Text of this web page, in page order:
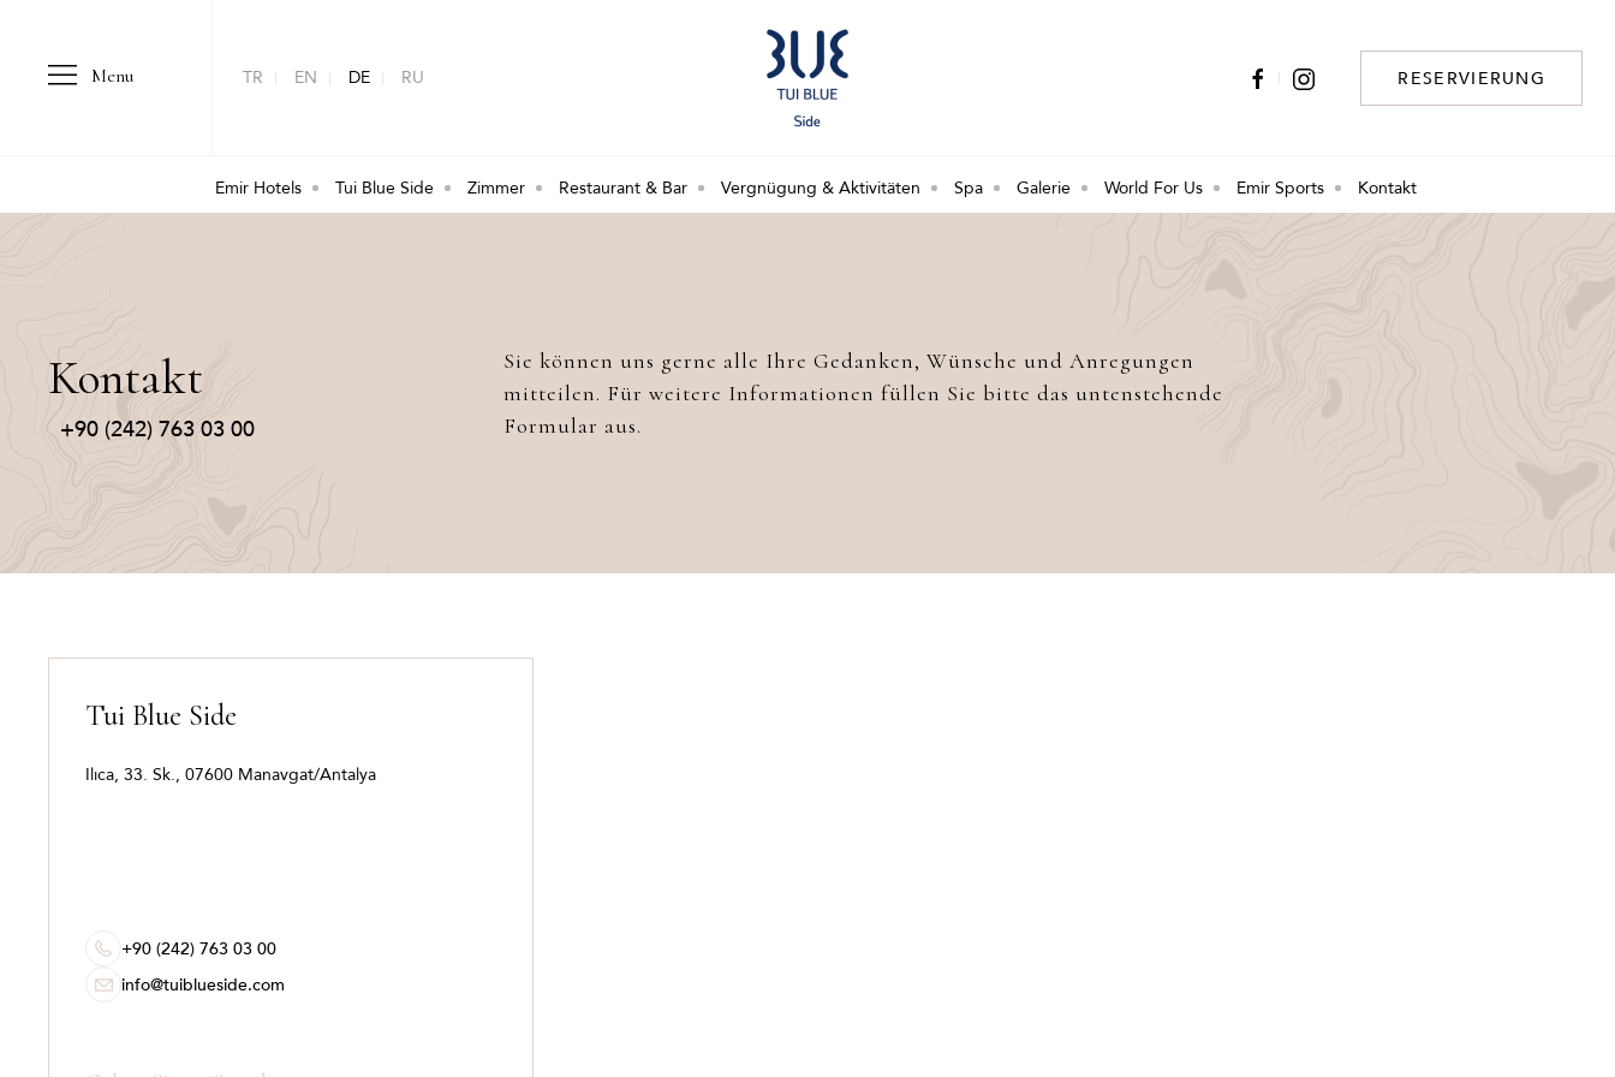
Menu TR EN DE RU RESERVIERUNG
Emir Hotels Tui Blue Side Zimmer Restaurant & Bar Vergnügung & Aktivitäten Spa Galerie World For Us Emir Sports Kontakt
Kontakt
+90 (242) 763 03 00
Sie können uns gerne alle Ihre Gedanken, Wünsche und Anregungen
mitteilen. Für weitere Informationen füllen Sie bitte das untenstehende
Formular aus.
Tui Blue Side
Ilıca, 33. Sk., 07600 Manavgat/Antalya
+90 (242) 763 03 00
info@tuiblueside.com